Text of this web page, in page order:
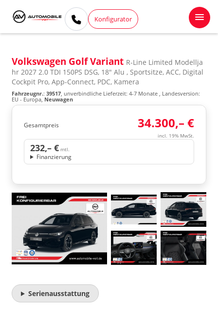
Konfigurator
Volkswagen Golf Variant R-Line Limited Modellja
hr 2027 2.0 TDI 150PS DSG, 18" Alu , Sportsitze, ACC, Digital
Cockpit Pro, App-Connect, PDC, Kamera
Fahrzeugnr.: 39517, unverbindliche Lieferzeit: 4-7 Monate , Landesversion:
EU - Europa, Neuwagen
Gesamtpreis 34.300,– €
incl. 19% MwSt.
232,– € mtl.
Finanzierung
Serienausstattung